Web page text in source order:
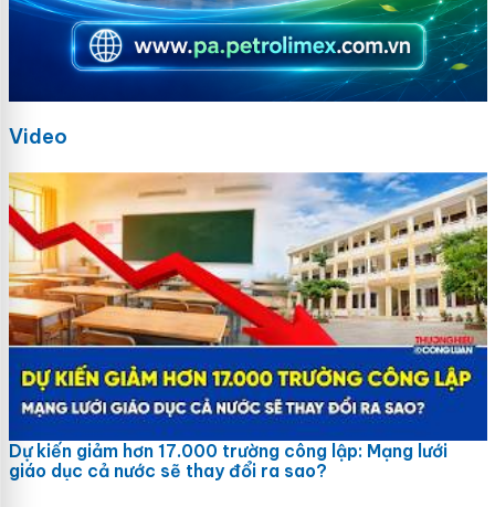
Video
Dự kiến giảm hơn 17.000 trường công lập: Mạng lưới
giáo dục cả nước sẽ thay đổi ra sao?